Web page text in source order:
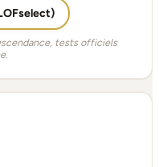
tests officiels